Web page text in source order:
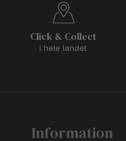
Click & Collect
i hele landet
Information